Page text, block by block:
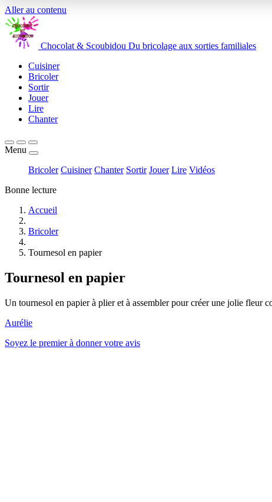
Aller au contenu
Chocolat & Scoubidou Du bricolage aux sorties familiales
Cuisiner
Bricoler
Sortir
Jouer
Lire
Chanter
Menu
Bricoler Cuisiner Chanter Sortir Jouer Lire Vidéos
Bonne lecture
Accueil
Bricoler
Tournesol en papier
Tournesol en papier
Un tournesol en papier à plier et à assembler pour créer une jolie fleur
Aurélie
Soyez le premier à donner votre avis